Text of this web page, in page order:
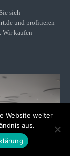
sich
und profitieren
Wir kaufen
Website weiter
aus.